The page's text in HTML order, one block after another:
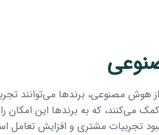
هوش مصنوعی، برندها می‌توانند
که به برندها این امکان
تجربیات مشتری و افزایش تعامل